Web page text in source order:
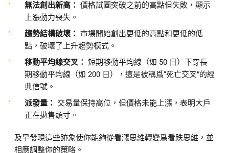
無法創出新高： 價格試圖突破之前的高點但失敗，顯示
上漲動力喪失。
趨勢結構破壞： 市場開始創出更低的高點和更低的低
點，破壞了上升趨勢模式。
移動平均線交叉： 短期移動平均線（如 50 日）下穿長
期移動平均線（如 200 日），這是被稱爲“死亡交叉”的經
典信號。
派發量： 交易量保持高位，但價格未能上漲，表明大戶
正在拋售頭寸。
及早發現這些跡象使你能夠從看漲思維轉變爲看跌思維，並
相應調整你的策略。